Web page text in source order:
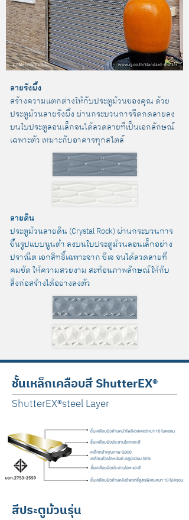
ลายรังผึ้ง
สร้างความแตกต่างให้กับประตูม้วนของคุณ ด้วย
ประตูม้วนลายรังผึ้ง ผ่านกระบวนการรีดกดลายลง
บนใบประตูลอนเล็กจนได้ลวดลายที่เป็นเอกลักษณ์
เฉพาะตัว เหมาะกับอาคารทุกสไตล์
ลายดิน
ประตูม้วนลายดิน (Crystal Rock) ผ่านกระบวนการ
ขึ้นรูปแบบนูนต่ำ ลงบนใบประตูม้วนลอนเล็กอย่าง
ปราณีต เอกสิทธิ์เฉพาะจาก ซีเจ จนได้ลวดลายที่
คมชัด ให้ความสวยงาม สะท้อนภาพลักษณ์ให้กับ
สิ่งก่อสร้างได้อย่างลงตัว
ชั้นเหล็กเคลือบสีShutterEX®
ShutterEX®steel Layer
สีประตูม้วนรุ่น